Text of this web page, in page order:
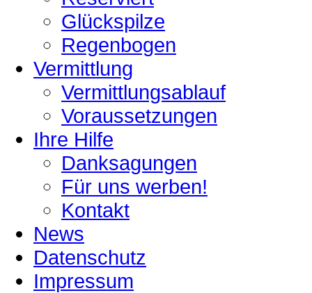
Glückspilze
Regenbogen
Vermittlung
Vermittlungsablauf
Voraussetzungen
Ihre Hilfe
Danksagungen
Für uns werben!
Kontakt
News
Datenschutz
Impressum